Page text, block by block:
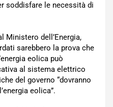
soddisfare le necessità di
Ministero dell’Energia,
sarebbero la prova che
eolica può
al sistema elettrico
del governo “dovranno
eolica”.